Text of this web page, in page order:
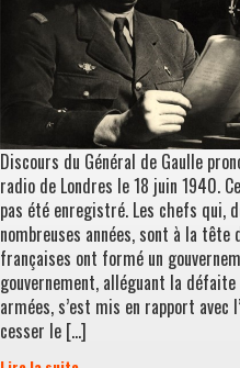
Discours du Général de Gaulle
radio de Londres le 18 juin 1940.
pas été enregistré. Les chefs qui,
nombreuses années, sont à la tête
françaises ont formé un
gouvernement, alléguant la défaite
armées, s’est mis en rapport avec
cesser le […]